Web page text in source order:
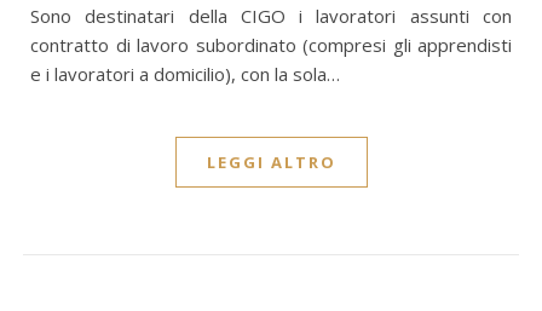
Sono destinatari della CIGO i lavoratori assunti con
contratto di lavoro subordinato (compresi gli apprendisti
e i lavoratori a domicilio), con la sola…
LEGGI ALTRO